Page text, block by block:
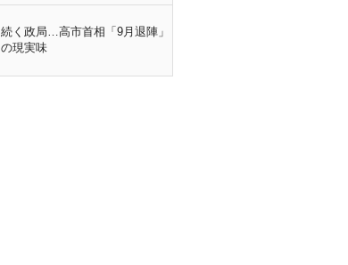
続く政局…高市首相「9月退陣」
の現実味